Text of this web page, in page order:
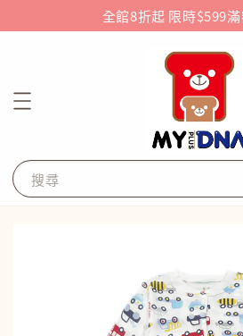
全館8折起 限時$599
搜尋